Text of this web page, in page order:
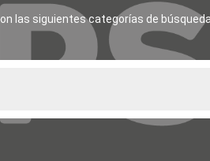
las siguientes categorías de